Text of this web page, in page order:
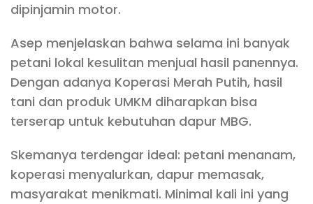
dipinjamin motor.
Asep menjelaskan bahwa selama ini banyak
petani lokal kesulitan menjual hasil panennya.
Dengan adanya Koperasi Merah Putih, hasil
tani dan produk UMKM diharapkan bisa
terserap untuk kebutuhan dapur MBG.
Skemanya terdengar ideal: petani menanam,
koperasi menyalurkan, dapur memasak,
masyarakat menikmati. Minimal kali ini yang